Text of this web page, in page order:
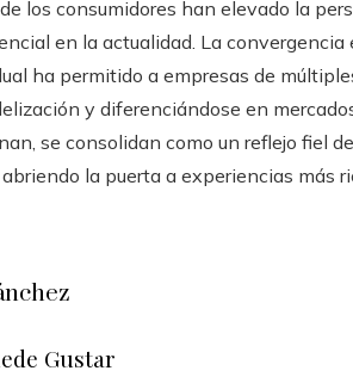
los consumidores han elevado la
en la actualidad. La
ha permitido a empresas de
y diferenciándose en
se consolidan como un reflejo fiel
la puerta a experiencias más
Gustar